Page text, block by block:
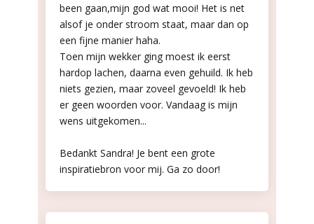
been gaan,mijn god wat mooi! Het is net
alsof je onder stroom staat, maar dan op
een fijne manier haha.
Toen mijn wekker ging moest ik eerst
hardop lachen, daarna even gehuild. Ik heb
niets gezien, maar zoveel gevoeld! Ik heb
er geen woorden voor. Vandaag is mijn
wens uitgekomen...
Bedankt Sandra! Je bent een grote
inspiratiebron voor mij. Ga zo door!